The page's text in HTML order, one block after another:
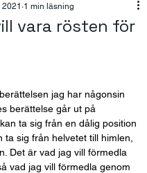
vara rösten för
1 min läsning
jag har någonsin
berättelse går ut på
ta sig från en dålig position
ta sig från helvetet till himlen,
Det är vad jag vill förmedla
vad jag vill förmedla genom